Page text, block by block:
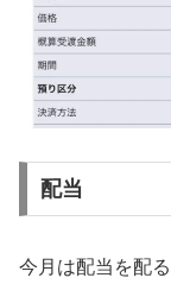
配当
今月は配当を配